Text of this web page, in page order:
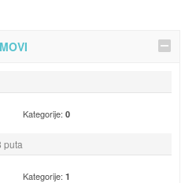
Kategorije:0
puta
Kategorije:1